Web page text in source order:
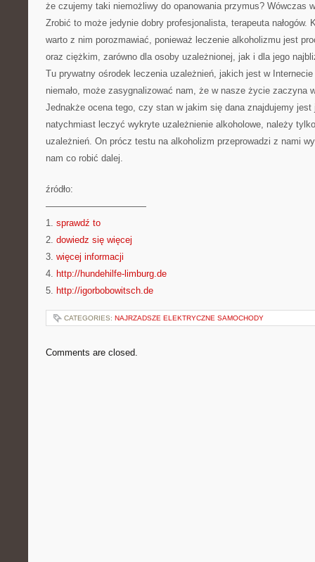
że czujemy taki niemożliwy do opanowania przymus? Wówczas
Zrobić to może jedynie dobry profesjonalista, terapeuta nałogów.
warto z nim porozmawiać, ponieważ leczenie alkoholizmu jest
oraz ciężkim, zarówno dla osoby uzależnionej, jak i dla jego
Tu prywatny ośrodek leczenia uzależnień, jakich jest w
niemało, może zasygnalizować nam, że w nasze życie zaczyna
Jednakże ocena tego, czy stan w jakim się dana znajdujemy
natychmiast leczyć wykryte uzależnienie alkoholowe, należy
uzależnień. On prócz testu na alkoholizm przeprowadzi z nami
nam co robić dalej.
źródło:
———————————
1. sprawdź to
2. dowiedz się więcej
3. więcej informacji
4. http://hundehilfe-limburg.de
5. http://igorbobowitsch.de
CATEGORIES: NAJRZADSZE ELEKTRYCZNE SAMOCHODY
Comments are closed.